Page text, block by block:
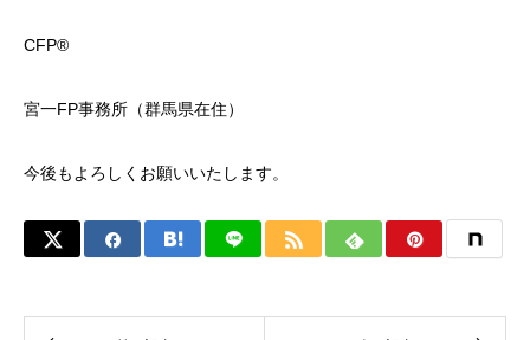
CFP®
宮一FP事務所（群馬県在住）
今後もよろしくお願いいたします。